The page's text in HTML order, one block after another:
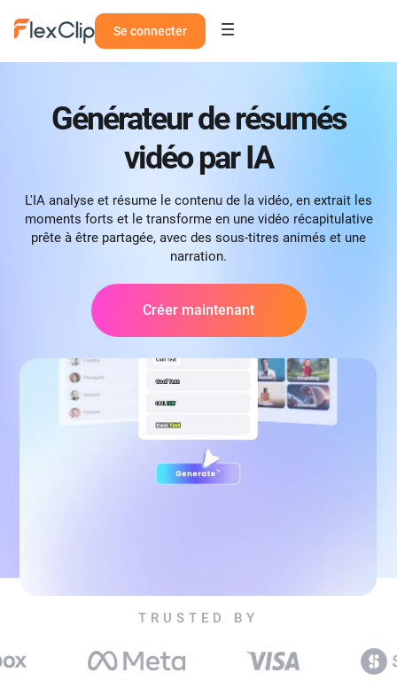
Se connecter
Générateur de résumés
vidéo par IA
L'IA analyse et résume le contenu de la vidéo, en extrait les
moments forts et le transforme en une vidéo récapitulative
prête à être partagée, avec des sous-titres animés et une
narration.
Créer maintenant
TRUSTED BY